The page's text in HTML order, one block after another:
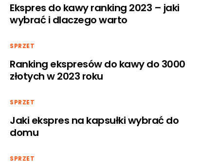
Ekspres do kawy ranking 2023 – jaki
wybrać i dlaczego warto
SPRZET
Ranking ekspresów do kawy do 3000
złotych w 2023 roku
SPRZET
Jaki ekspres na kapsułki wybrać do
domu
SPRZET